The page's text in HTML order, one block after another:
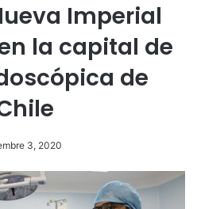
Imperial
la capital de
de
3, 2020